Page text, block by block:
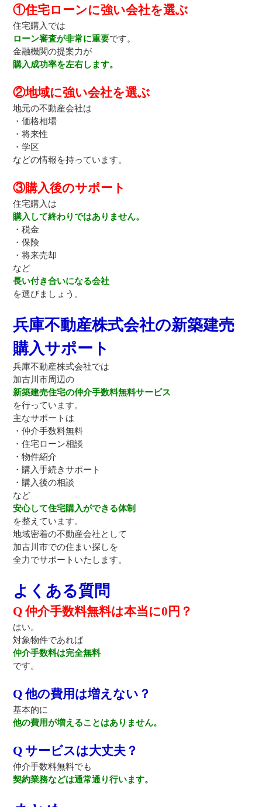
①住宅ローンに強い会社を選ぶ
住宅購入では
ローン審査が非常に重要です。
金融機関の提案力が
購入成功率を左右します。
②地域に強い会社を選ぶ
地元の不動産会社は
・価格相場
・将来性
・学区
などの情報を持っています。
③購入後のサポート
住宅購入は
購入して終わりではありません。
・税金
・保険
・将来売却
など
長い付き合いになる会社
を選びましょう。
兵庫不動産株式会社の新築建売
購入サポート
兵庫不動産株式会社では
加古川市周辺の
新築建売住宅の仲介手数料無料サービス
を行っています。
主なサポートは
・仲介手数料無料
・住宅ローン相談
・物件紹介
・購入手続きサポート
・購入後の相談
など
安心して住宅購入ができる体制
を整えています。
地域密着の不動産会社として
加古川市での住まい探しを
全力でサポートいたします。
よくある質問
Q 仲介手数料無料は本当に0円？
はい。
対象物件であれば
仲介手数料は完全無料
です。
Q 他の費用は増えない？
基本的に
他の費用が増えることはありません。
Q サービスは大丈夫？
仲介手数料無料でも
契約業務などは通常通り行います。